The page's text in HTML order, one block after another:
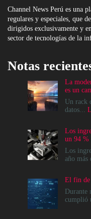
Channel News Perú es una
regulares y especiales, que
dirigidos exclusivamente y
sector de tecnologías de la
Notas
La
es un
Un rack
datos...
Los
un 94 %
Los
año más
El fin de
Durante
cumplió